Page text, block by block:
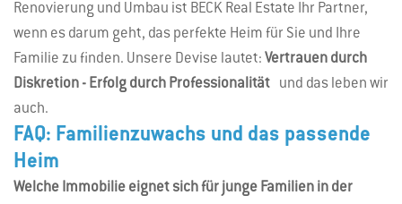
Renovierung und Umbau ist BECK Real Estate Ihr Partner,
wenn es darum geht, das perfekte Heim für Sie und Ihre
Familie zu finden. Unsere Devise lautet: Vertrauen durch
Diskretion - Erfolg durch Professionalität und das leben wir
auch.
FAQ: Familienzuwachs und das passende
Heim
Welche Immobilie eignet sich für junge Familien in der